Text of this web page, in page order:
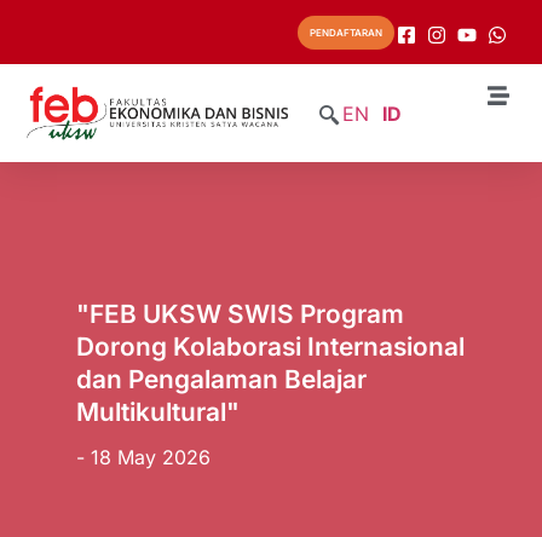
PENDAFTARAN
EN ID
"FEB UKSW SWIS Program
Dorong Kolaborasi Internasional
dan Pengalaman Belajar
Multikultural"
- 18 May 2026